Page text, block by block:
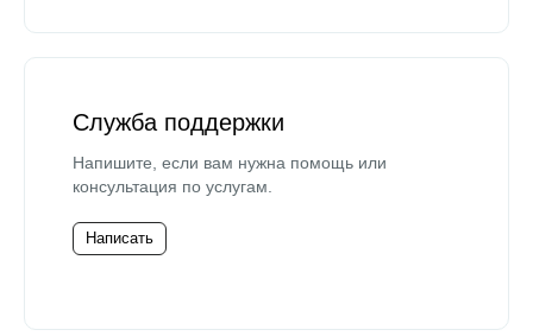
Служба поддержки
Напишите, если вам нужна помощь или
консультация по услугам.
Написать